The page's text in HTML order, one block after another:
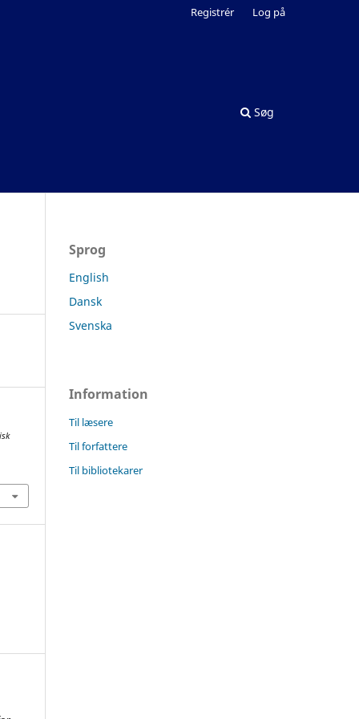
Søg
Registrér Log på
Sprog
English
Dansk
Svenska
Information
Til læsere
Til forfattere
Til bibliotekarer